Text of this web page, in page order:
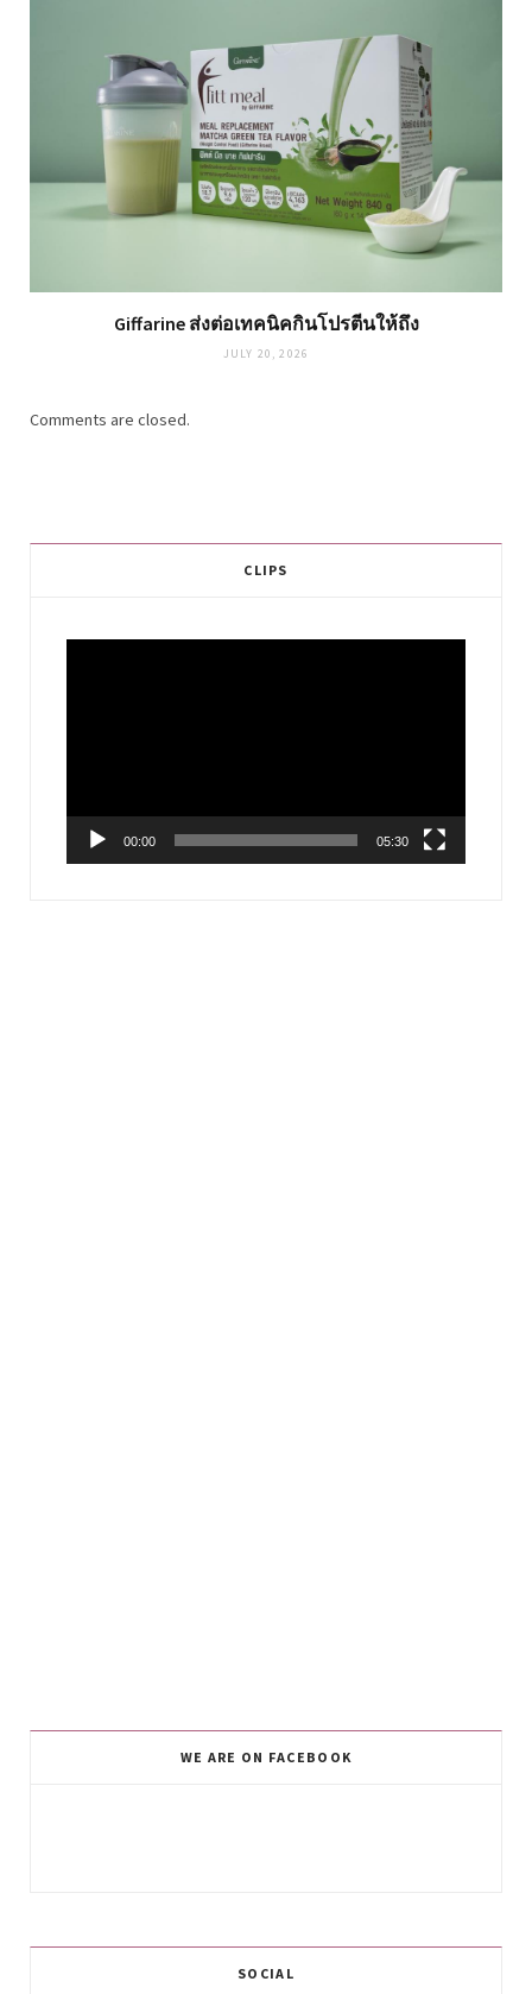
Giffarine ส่งต่อเทคนิคกินโปรตีนให้ถึง
JULY 20, 2026
Comments are closed.
CLIPS
00:00 05:30
WE ARE ON FACEBOOK
SOCIAL